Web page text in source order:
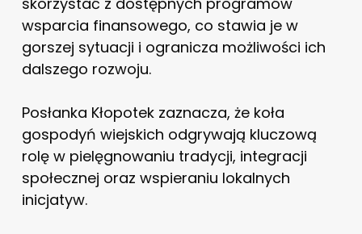
wsparcia finansowego, co stawia je w
gorszej sytuacji i ogranicza możliwości ich
dalszego rozwoju.
Posłanka Kłopotek zaznacza, że koła
gospodyń wiejskich odgrywają kluczową
rolę w pielęgnowaniu tradycji, integracji
społecznej oraz wspieraniu lokalnych
inicjatyw.